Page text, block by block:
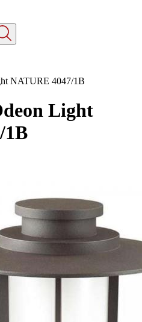
NATURE 4047/1B
Light
1B